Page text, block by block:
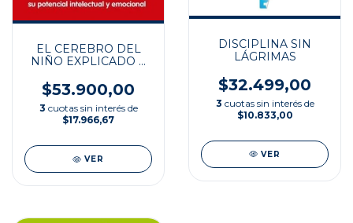
EL CEREBRO DEL
NIÑO EXPLICADO A
$53.900,00
3 cuotas sin interés de
$17.966,67
VER
DISCIPLINA SIN
LÁGRIMAS
$32.499,00
3 cuotas sin interés de
$10.833,00
VER